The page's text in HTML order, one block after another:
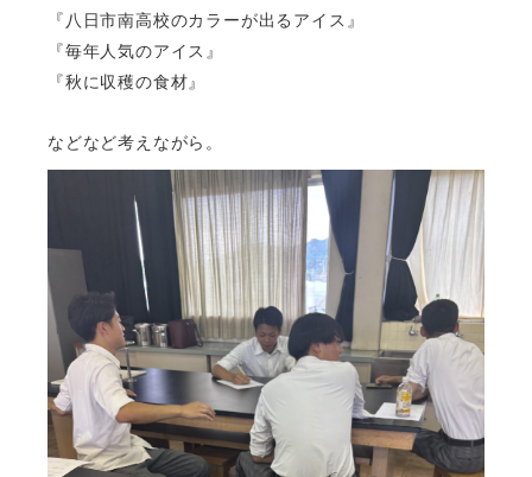
『八日市南高校のカラーが出るアイス』
『毎年人気のアイス』
『秋に収穫の食材』
などなど考えながら。